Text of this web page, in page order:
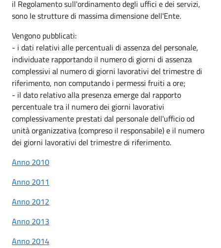
il Regolamento sull'ordinamento degli uffici e dei servizi,
sono le strutture di massima dimensione dell'Ente.
Vengono pubblicati:
- i dati relativi alle percentuali di assenza del personale,
individuate rapportando il numero di giorni di assenza
complessivi al numero di giorni lavorativi del trimestre di
riferimento, non computando i permessi fruiti a ore;
- il dato relativo alla presenza emerge dal rapporto
percentuale tra il numero dei giorni lavorativi
complessivamente prestati dal personale dell'ufficio od
unità organizzativa (compreso il responsabile) e il numero
dei giorni lavorativi del trimestre di riferimento.
Anno 2010
Anno 2011
Anno 2012
Anno 2013
Anno 2014